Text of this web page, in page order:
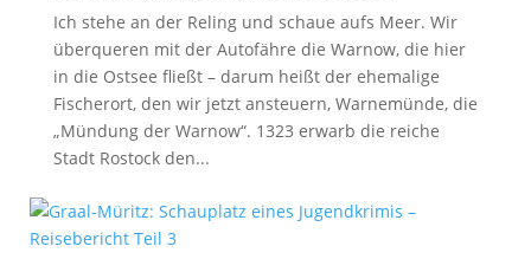
Ich stehe an der Reling und schaue aufs Meer. Wir
überqueren mit der Autofähre die Warnow, die hier
in die Ostsee fließt – darum heißt der ehemalige
Fischerort, den wir jetzt ansteuern, Warnemünde, die
„Mündung der Warnow“. 1323 erwarb die reiche
Stadt Rostock den...